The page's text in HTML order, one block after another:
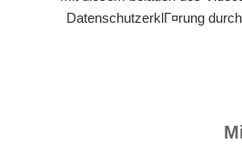
DatenschutzerklГ¤rung